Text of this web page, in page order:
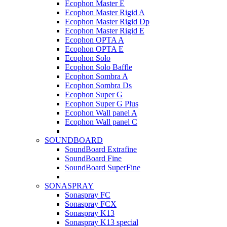
Ecophon Master E
Ecophon Master Rigid A
Ecophon Master Rigid Dp
Ecophon Master Rigid E
Ecophon OPTA A
Ecophon OPTA E
Ecophon Solo
Ecophon Solo Baffle
Ecophon Sombra A
Ecophon Sombra Ds
Ecophon Super G
Ecophon Super G Plus
Ecophon Wall panel A
Ecophon Wall panel C
SOUNDBOARD
SoundBoard Extrafine
SoundBoard Fine
SoundBoard SuperFine
SONASPRAY
Sonaspray FC
Sonaspray FCX
Sonaspray K13
Sonaspray K13 special